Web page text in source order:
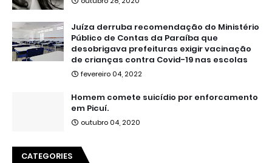
Juíza derruba recomendação do Ministério
Público de Contas da Paraíba que
desobrigava prefeituras exigir vacinação
de crianças contra Covid-19 nas escolas
fevereiro 04, 2022
Homem comete suicídio por enforcamento
em Picuí.
outubro 04, 2020
CATEGORIES